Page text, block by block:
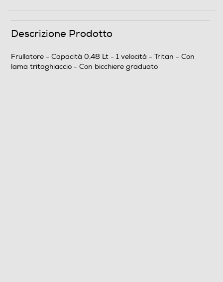
Descrizione Prodotto
Frullatore - Capacità 0,48 Lt - 1 velocità - Tritan - Con
lama tritaghiaccio - Con bicchiere graduato